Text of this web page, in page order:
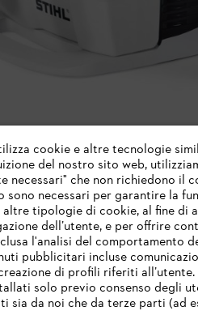
L’azienda
Chi siamo
cookie e altre tecnologie
del nostro sito web,
necessari" che non richiedono il
sono necessari per garantire la
tipologie di cookie, al fine di
dell’utente, e per offrire
l'analisi del comportamento
pubblicitari incluse
di profili riferiti
solo previo consenso degli
sia da noi che da terze parti (ad